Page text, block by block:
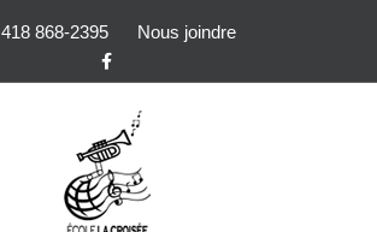
418 868-2395
Nous joindre
Facebook